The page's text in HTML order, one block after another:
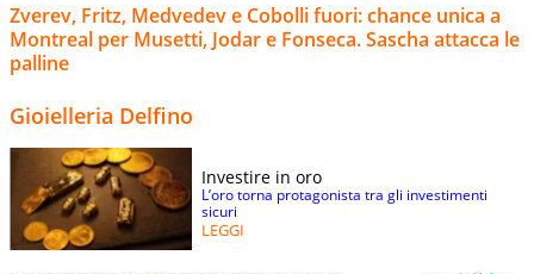
Zverev, Fritz, Medvedev e Cobolli fuori: chance unica a
Montreal per Musetti, Jodar e Fonseca. Sascha attacca le
palline
Gioielleria Delfino
Investire in oro
L’oro torna protagonista tra gli investimenti
sicuri
LEGGI